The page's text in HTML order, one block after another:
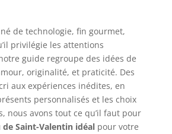
de technologie, fin gourmet,
privilégie les attentions
guide regroupe des idées de
originalité, et praticité. Des
aux expériences inédites, en
personnalisés et les choix
nous avons tout ce qu’il faut pour
de Saint-Valentin idéalpour votre